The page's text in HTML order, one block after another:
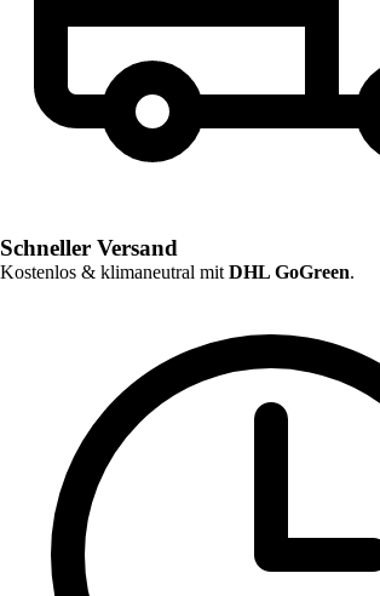
Schneller Versand
Kostenlos & klimaneutral mit DHL GoGreen.